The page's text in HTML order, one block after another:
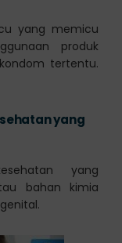
yang memicu
produk
tertentu.
yang
yang
bahan kimia